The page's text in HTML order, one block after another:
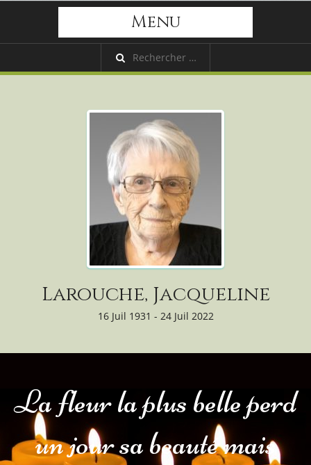
Menu
Larouche, Jacqueline
16 Juil 1931 - 24 Juil 2022
La fleur la plus belle perd
un jour sa beauté mais